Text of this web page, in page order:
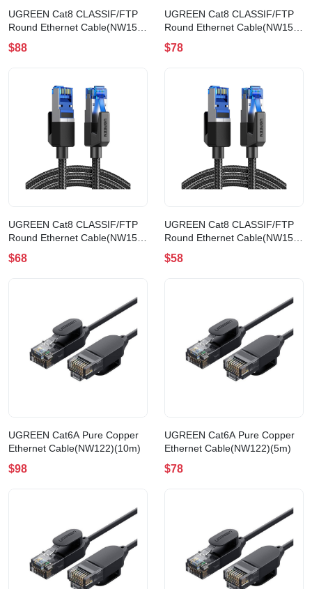
UGREEN Cat8 CLASSⅠF/FTP
Round Ethernet Cable(NW153)
(3m)
$88
UGREEN Cat8 CLASSⅠF/FTP
Round Ethernet Cable(NW153)
(2m)
$78
UGREEN Cat8 CLASSⅠF/FTP
Round Ethernet Cable(NW153)
(1.5m)
$68
UGREEN Cat8 CLASSⅠF/FTP
Round Ethernet Cable(NW153)
(1m)
$58
UGREEN Cat6A Pure Copper
Ethernet Cable(NW122)(10m)
$98
UGREEN Cat6A Pure Copper
Ethernet Cable(NW122)(5m)
$78